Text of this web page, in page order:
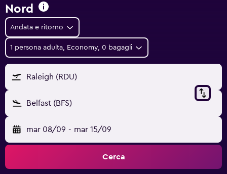
Nord
Andata e ritorno
1 persona adulta, Economy, 0 bagagli
Raleigh (RDU)
Belfast (BFS)
mar 08/09 - mar 15/09
Cerca